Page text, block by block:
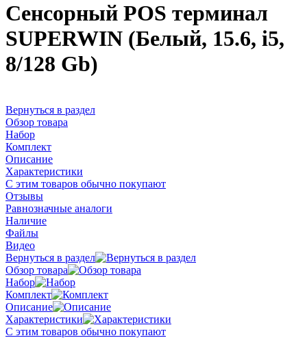
Сенсорный POS терминал
SUPERWIN (Белый, 15.6, i5,
8/128 Gb)
Вернуться в раздел
Обзор товара
Набор
Комплект
Описание
Характеристики
С этим товаров обычно покупают
Отзывы
Равнозначные аналоги
Наличие
Файлы
Видео
Вернуться в раздел
Обзор товара
Набор
Комплект
Описание
Характеристики
С этим товаров обычно покупают